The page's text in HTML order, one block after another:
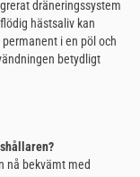
dräneringssystem
hästsaliv kan
i en pöl och
betydligt
nå bekvämt med